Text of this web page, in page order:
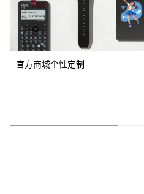
官方商城个性定制